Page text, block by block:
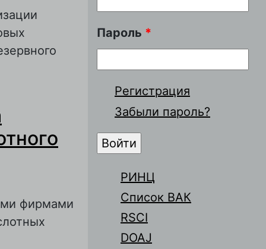
фирмами
Пароль *
Регистрация
Забыли пароль?
РИНЦ
Список ВАК
RSCI
DOAJ